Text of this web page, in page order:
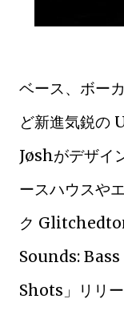
ベース、ボー
ど新進気鋭の
Jøshがデザイ
ースハウスや
ク
Sounds:
Shots」リリー